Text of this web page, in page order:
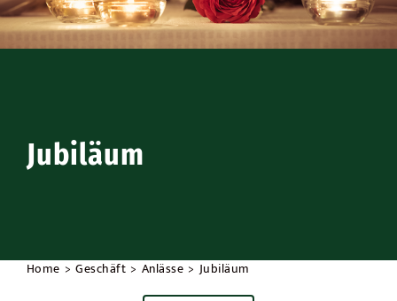
Zubehör
Jubiläum
Home Geschäft Anlässe Jubiläum